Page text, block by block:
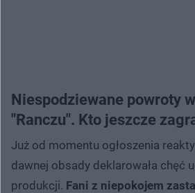
Niespodziewane powroty
"Ranczu". Kto jeszcze
Już od momentu ogłoszenia
dawnej obsady deklarowała chęć
produkcji. Fani z niepokojem